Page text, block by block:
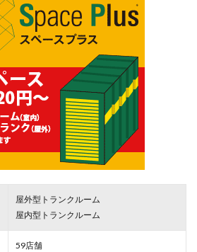
屋外型トランクルーム
屋内型トランクルーム
59店舗